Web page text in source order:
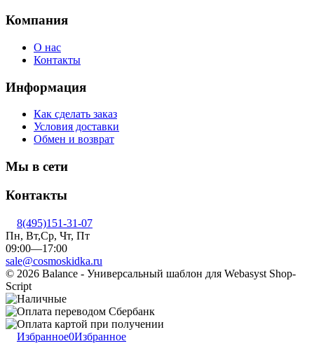
Компания
О нас
Контакты
Информация
Как сделать заказ
Условия доставки
Обмен и возврат
Мы в сети
Контакты
8(495)151-31-07
Пн, Вт,Ср, Чт, Пт
09:00—17:00
sale@cosmoskidka.ru
© 2026 Balance - Универсальный шаблон для Webasyst Shop-
Script
Избранное0Избранное